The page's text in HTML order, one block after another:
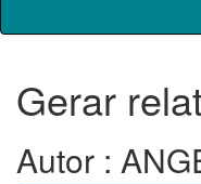
Gerar
Autor :